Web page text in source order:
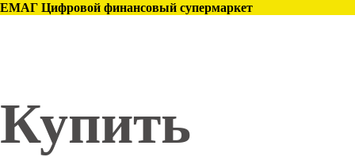
ЕМАГ Цифровой финансовый супермаркет
Купить